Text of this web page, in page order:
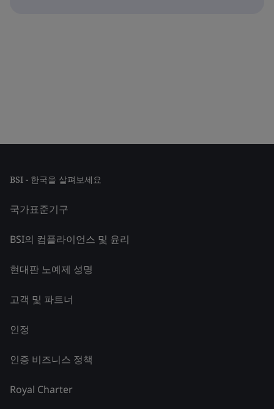
BSI - 한국을 살펴보세요
국가표준기구
BSI의 컴플라이언스 및 윤리
현대판 노예제 성명
고객 및 파트너
인정
인증 비즈니스 정책
Royal Charter